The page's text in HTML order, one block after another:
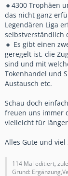
🔸4300 Trophäen
das nicht ganz
Legendären Liga
selbstverständlich
🔸 Es gibt einen
geregelt ist, die
sind und mit
Tokenhandel und
Austausch etc.
Schau doch
freuen uns immer
vielleicht für
Alles Gute und viel
114 Mal editiert,
Grund: